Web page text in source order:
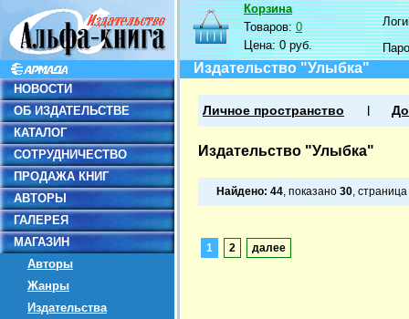
НОВОСТИ
ОБ ИЗДАТЕЛЬСТВЕ
КАТАЛОГ
СОТРУДНИЧЕСТВО
ПРОДАЖА КНИГ
АВТОРЫ
ГАЛЕРЕЯ
МАГАЗИН
Авторы
Жанры
Издательства
Корзина
Товаров:0
Цена:0 руб.
Издательство "Улыбка"
Личное пространство
Издательство "Улыбка"
Найдено: 44, показано 30, страница
1 2 далее